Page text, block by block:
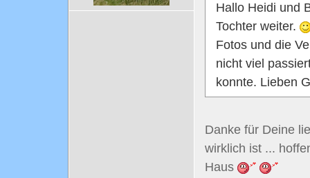
Hallo Heidi und
Tochter weiter.
Fotos und die
nicht viel
konnte. Lieben
Danke für Deine
wirklich ist ...
Haus